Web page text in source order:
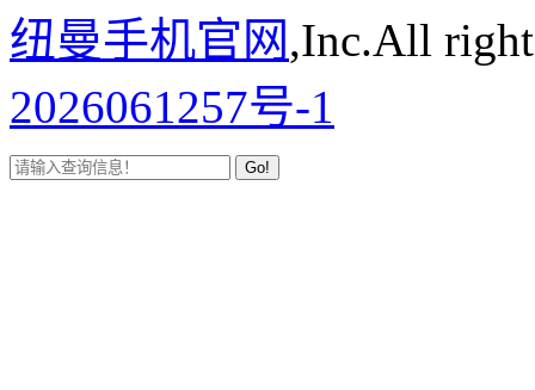
纽曼手机官网,Inc.All
2026061257号-1
Go!